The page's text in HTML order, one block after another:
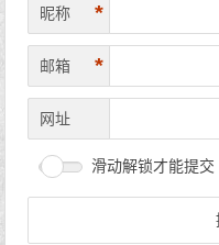
昵称 *
邮箱 *
网址
滑动解锁才能提交